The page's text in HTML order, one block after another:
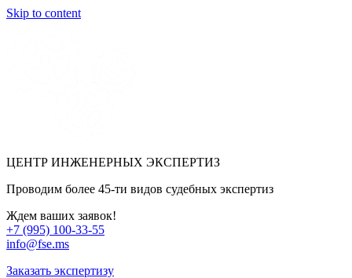
Skip to content
ЦЕНТР ИНЖЕНЕРНЫХ ЭКСПЕРТИЗ
Проводим более 45-ти видов судебных экспертиз
Ждем ваших заявок!
+7 (995) 100-33-55
info@fse.ms
Заказать экспертизу